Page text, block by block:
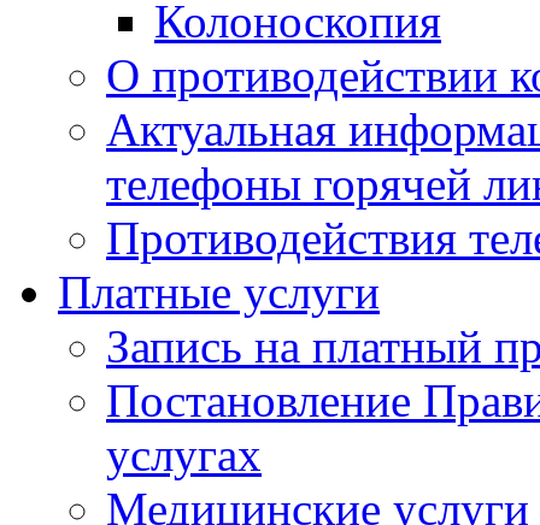
Колоноскопия
О противодействии
Актуальная
телефоны горячей
Противодействия
Платные услуги
Запись на платный
Постановление
услугах
Медицинские